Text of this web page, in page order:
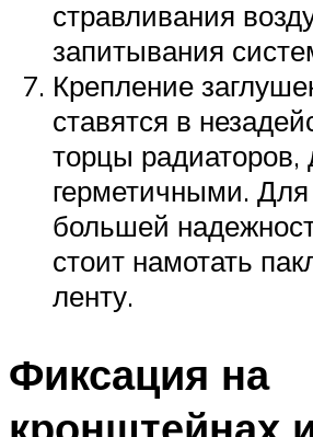
стравливания
запитывания
Крепление
ставятся в
торцы радиаторов,
герметичными.
большей
стоит намотать
ленту.
Фиксация на